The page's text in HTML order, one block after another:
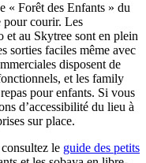
« Forêt des Enfants » du
pour courir. Les
au Skytree sont en plein
sorties faciles même avec
disposent de
et les family
pour enfants. Si vous
d’accessibilité du lieu à
sur place.
le guide des petits